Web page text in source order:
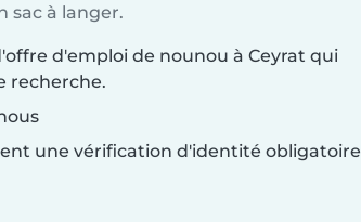
sac à langer.
d'emploi de nounou à Ceyrat qui
recherche.
une vérification d'identité obligatoire